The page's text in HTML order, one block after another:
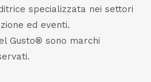
specializzata nei settori
ed eventi.
Gusto® sono marchi